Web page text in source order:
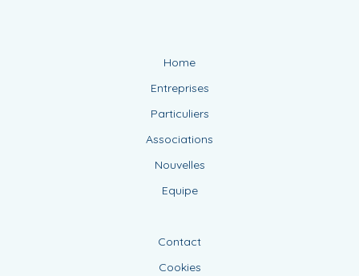
Home
Entreprises
Particuliers
Associations
Nouvelles
Equipe
Contact
Cookies